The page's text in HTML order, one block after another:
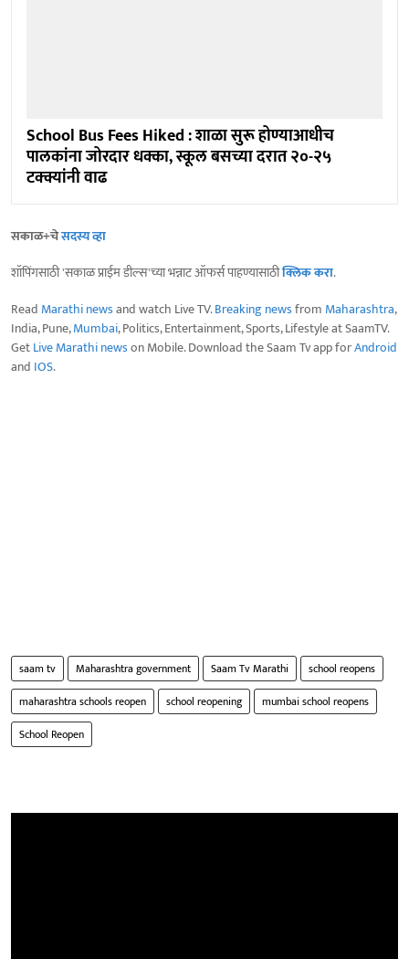
School Bus Fees Hiked : शाळा सुरू होण्याआधीच
पालकांना जोरदार धक्का, स्कूल बसच्या दरात २०-२५
टक्क्यांनी वाढ
सकाळ+चेसदस्य व्हा
शॉपिंगसाठी 'सकाळ प्राईम डील्स'च्या भन्नाट ऑफर्स पाहण्यासाठीक्लिक करा.
Read Marathi newsand watch Live TV.Breaking newsfrom Maharashtra,
India, Pune,Mumbai, Politics, Entertainment, Sports, Lifestyle at SaamTV.
GetLive Marathi newson Mobile. Download the Saam Tv app forAndroid
and IOS.
saam tv Maharashtra government Saam Tv Marathi
school reopens
maharashtra schools reopen
school reopening
mumbai school reopens
School Reopen